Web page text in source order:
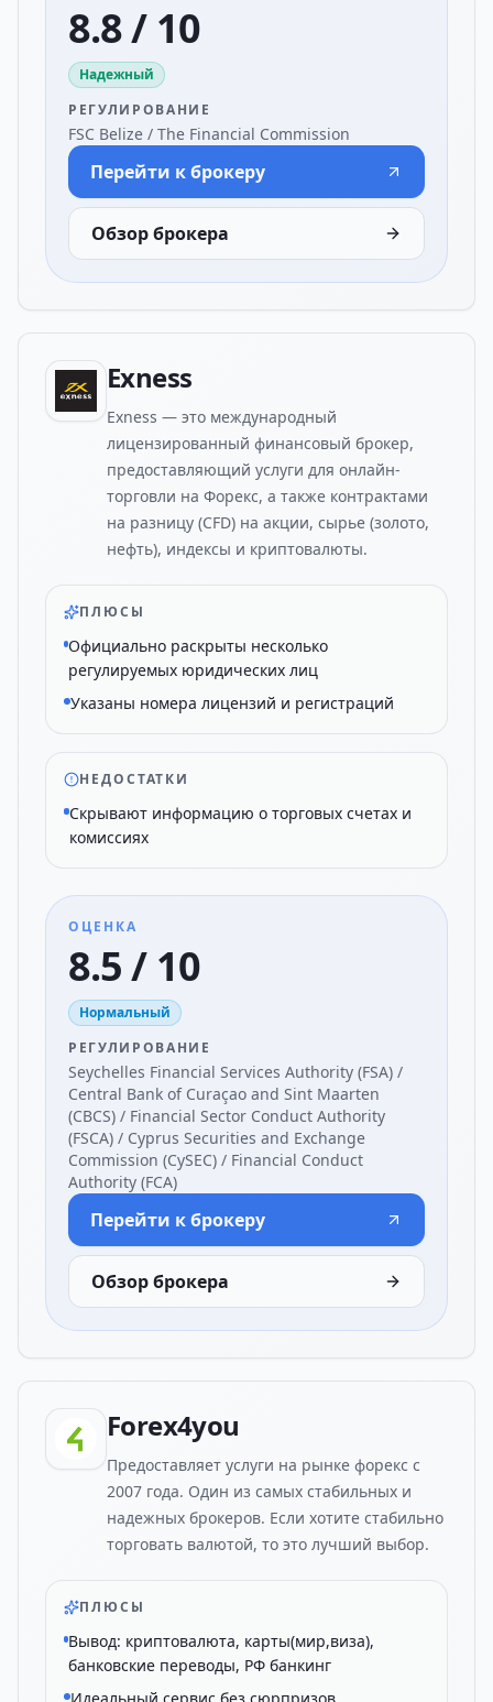
8.8 / 10
Надежный
РЕГУЛИРОВАНИЕ
FSC Belize / The Financial Commission
Перейти к брокеру
Обзор брокера
Exness
Exness — это международный
лицензированный финансовый брокер,
предоставляющий услуги для онлайн-
торговли на Форекс, а также контрактами
на разницу (CFD) на акции, сырье (золото,
нефть), индексы и криптовалюты.
ПЛЮСЫ
Официально раскрыты несколько
регулируемых юридических лиц
Указаны номера лицензий и регистраций
НЕДОСТАТКИ
Скрывают информацию о торговых счетах и
комиссиях
ОЦЕНКА
8.5 / 10
Нормальный
РЕГУЛИРОВАНИЕ
Seychelles Financial Services Authority (FSA) /
Central Bank of Curaçao and Sint Maarten
(CBCS) / Financial Sector Conduct Authority
(FSCA) / Cyprus Securities and Exchange
Commission (CySEC) / Financial Conduct
Authority (FCA)
Перейти к брокеру
Обзор брокера
Forex4you
Предоставляет услуги на рынке форекс с
2007 года. Один из самых стабильных и
надежных брокеров. Если хотите стабильно
торговать валютой, то это лучший выбор.
ПЛЮСЫ
Вывод: криптовалюта, карты(мир,виза),
банковские переводы, РФ банкинг